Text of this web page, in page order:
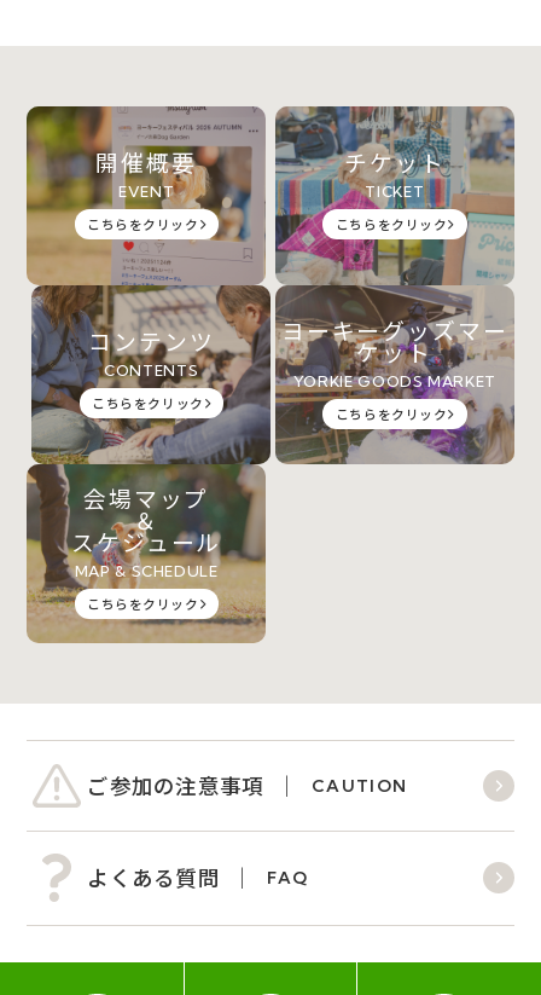
開催概要
EVENT
こちらをクリック
チケット
TICKET
こちらをクリック
コンテンツ
CONTENTS
こちらをクリック
ヨーキーグッズマー
ケット
YORKIE GOODS MARKET
こちらをクリック
会場マップ
＆
スケジュール
MAP & SCHEDULE
こちらをクリック
ご参加の注意事項 CAUTION
よくある質問 FAQ